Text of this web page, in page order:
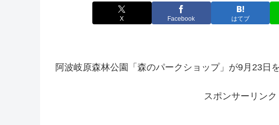
X Facebook はてブ
阿波岐原森林公園「森のパークショップ」が9月23日
スポンサーリンク